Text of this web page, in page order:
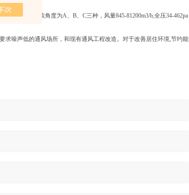
，叶片安装角度为A、B、C三种，风量845-81200m3/h,全压34-462pa
噪声低的通风场所，和现有通风工程改造。对于改善居住环境,节约能